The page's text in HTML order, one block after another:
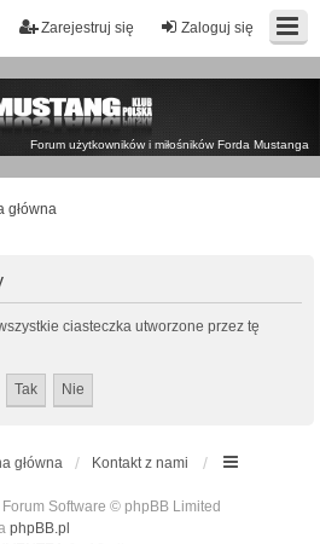
Zaloguj się
Zarejestruj się
Forum użytkowników i miłośników Forda Mustanga
główna
ciasteczka utworzone przez tę
główna Kontakt z nami
Software © phpBB Limited
phpBB.pl